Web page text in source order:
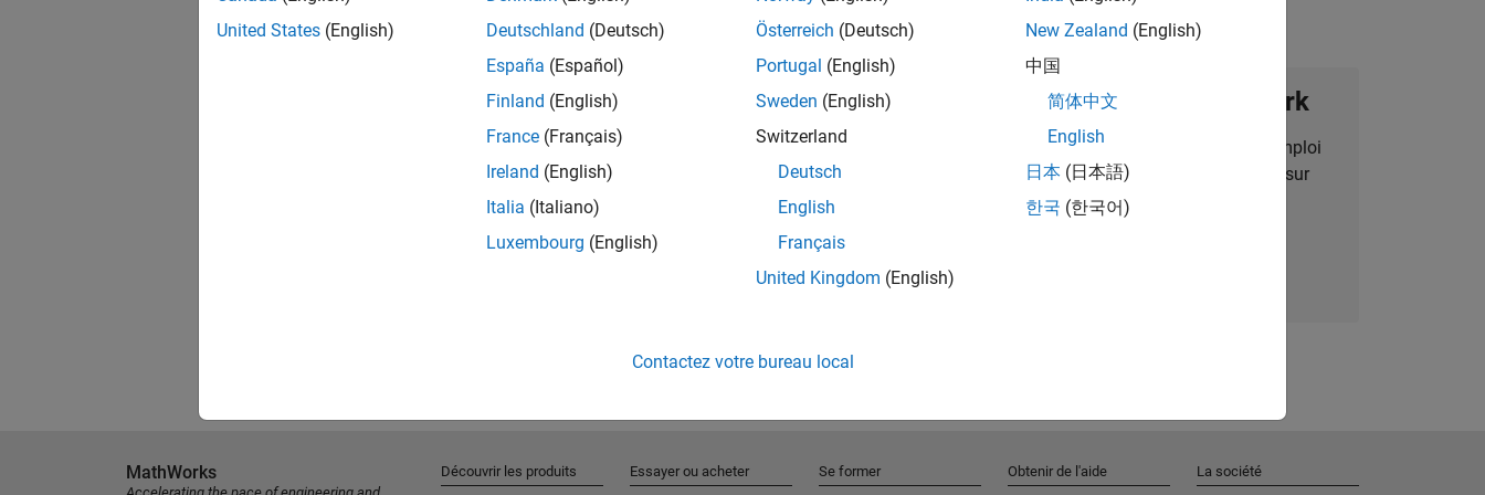
Rejoignez notre Talent Network
Recevez des alertes pour des opportunités d'emploi
personnalisées, des articles et des actualités sur
l'entreprise.
United States (English)
Deutschland (Deutsch)
España (Español)
Finland (English)
France (Français)
Ireland (English)
Italia (Italiano)
Luxembourg (English)
Österreich (Deutsch)
Portugal (English)
Sweden (English)
Switzerland
Deutsch
English
Français
United Kingdom (English)
New Zealand (English)
中国
简体中文
English
日本 (日本語)
한국 (한국어)
Contactez votre bureau local
MathWorks Découvrir les produits Essayer ou acheter Se former Obtenir de l'aide La société